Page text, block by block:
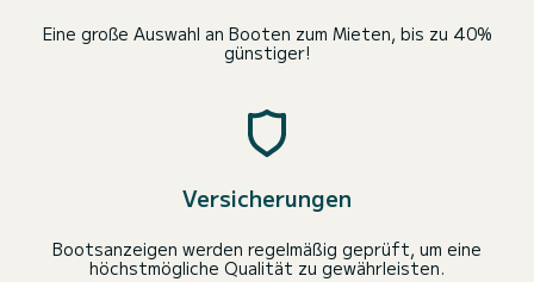
Eine große Auswahl an Booten zum Mieten, bis zu 40%
günstiger!
Versicherungen
Bootsanzeigen werden regelmäßig geprüft, um eine
höchstmögliche Qualität zu gewährleisten.